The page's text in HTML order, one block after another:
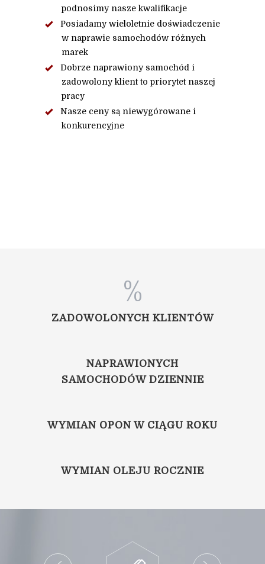
podnosimy nasze kwalifikacje
Posiadamy wieloletnie doświadczenie
w naprawie samochodów różnych
marek
Dobrze naprawiony samochód i
zadowolony klient to priorytet naszej
pracy
Nasze ceny są niewygórowane i
konkurencyjne
%
ZADOWOLONYCH KLIENTÓW
NAPRAWIONYCH
SAMOCHODÓW DZIENNIE
WYMIAN OPON W CIĄGU ROKU
WYMIAN OLEJU ROCZNIE